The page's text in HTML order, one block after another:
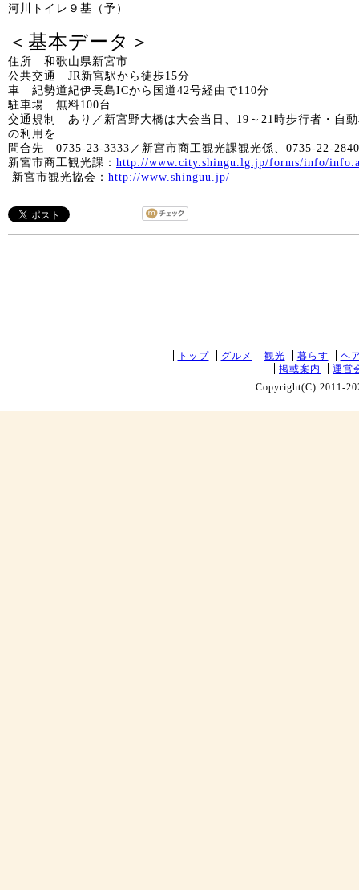
河川トイレ９基（予）
＜基本データ＞
住所 和歌山県新宮市
公共交通 JR新宮駅から徒歩15分
車 紀勢道紀伊長島ICから国道42号経由で110分
駐車場 無料100台
交通規制 あり／新宮野大橋は大会当日、19～21時歩行者・自
の利用を
問合先 0735-23-3333／新宮市商工観光課観光係、0735-22-
新宮市商工観光課： http://www.city.shingu.lg.jp/forms/info/
新宮市観光協会： http://www.shinguu.jp/
トップ グルメ 観光 暮らす
ヘ
掲載案内
運営
Copyright(C) 2011-